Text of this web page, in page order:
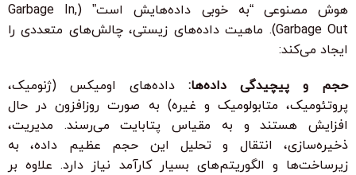
هوش مصنوعی “به خوبی داده‌هایش است” (Garbage In,
Garbage Out). ماهیت داده‌های زیستی، چالش‌های متعددی را
ایجاد می‌کند:
حجم و پیچیدگی داده‌ها: داده‌های اومیکس (ژنومیک،
پروتئومیک، متابولومیک و غیره) به صورت روزافزون در حال
افزایش هستند و به مقیاس پتابایت می‌رسند. مدیریت،
ذخیره‌سازی، انتقال و تحلیل این حجم عظیم داده، به
زیرساخت‌ها و الگوریتم‌های بسیار کارآمد نیاز دارد. علاوه بر